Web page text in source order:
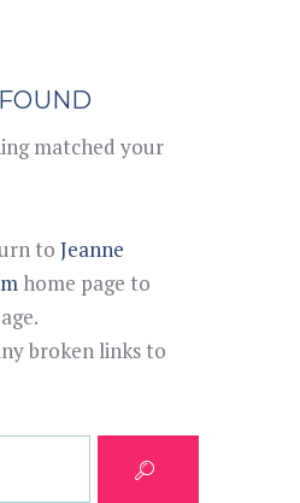
matched your
to Jeanne
home page to
broken links to